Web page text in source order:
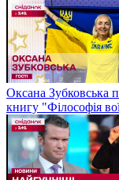
Оксана Зубковська
книгу "Філософія